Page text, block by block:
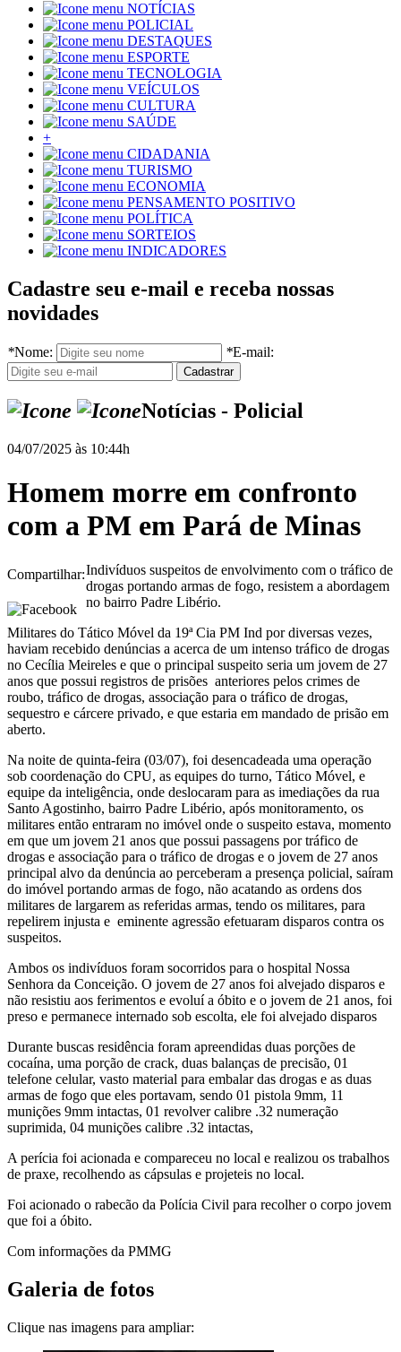
NOTÍCIAS
POLICIAL
DESTAQUES
ESPORTE
TECNOLOGIA
VEÍCULOS
CULTURA
SAÚDE
+
CIDADANIA
TURISMO
ECONOMIA
PENSAMENTO POSITIVO
POLÍTICA
SORTEIOS
INDICADORES
Cadastre seu e-mail e receba nossas
novidades
*Nome: *E-mail:
Notícias - Policial
04/07/2025 às 10:44h
Homem morre em confronto
com a PM em Pará de Minas
Compartilhar:Indivíduos suspeitos de envolvimento com o tráfico de
drogas portando armas de fogo, resistem a abordagem
no bairro Padre Libério.
Militares do Tático Móvel da 19ª Cia PM Ind por diversas vezes,
haviam recebido denúncias a acerca de um intenso tráfico de drogas
no Cecília Meireles e que o principal suspeito seria um jovem de 27
anos que possui registros de prisões anteriores pelos crimes de
roubo, tráfico de drogas, associação para o tráfico de drogas,
sequestro e cárcere privado, e que estaria em mandado de prisão em
aberto.
Na noite de quinta-feira (03/07), foi desencadeada uma operação
sob coordenação do CPU, as equipes do turno, Tático Móvel, e
equipe da inteligência, onde deslocaram para as imediações da rua
Santo Agostinho, bairro Padre Libério, após monitoramento, os
militares então entraram no imóvel onde o suspeito estava, momento
em que um jovem 21 anos que possui passagens por tráfico de
drogas e associação para o tráfico de drogas e o jovem de 27 anos
principal alvo da denúncia ao perceberam a presença policial, saíram
do imóvel portando armas de fogo, não acatando as ordens dos
militares de largarem as referidas armas, tendo os militares, para
repelirem injusta e eminente agressão efetuaram disparos contra os
suspeitos.
Ambos os indivíduos foram socorridos para o hospital Nossa
Senhora da Conceição. O jovem de 27 anos foi alvejado disparos e
não resistiu aos ferimentos e evoluí a óbito e o jovem de 21 anos, foi
preso e permanece internado sob escolta, ele foi alvejado disparos
Durante buscas residência foram apreendidas duas porções de
cocaína, uma porção de crack, duas balanças de precisão, 01
telefone celular, vasto material para embalar das drogas e as duas
armas de fogo que eles portavam, sendo 01 pistola 9mm, 11
munições 9mm intactas, 01 revolver calibre .32 numeração
suprimida, 04 munições calibre .32 intactas,
A perícia foi acionada e compareceu no local e realizou os trabalhos
de praxe, recolhendo as cápsulas e projeteis no local.
Foi acionado o rabecão da Polícia Civil para recolher o corpo jovem
que foi a óbito.
Com informações da PMMG
Galeria de fotos
Clique nas imagens para ampliar: